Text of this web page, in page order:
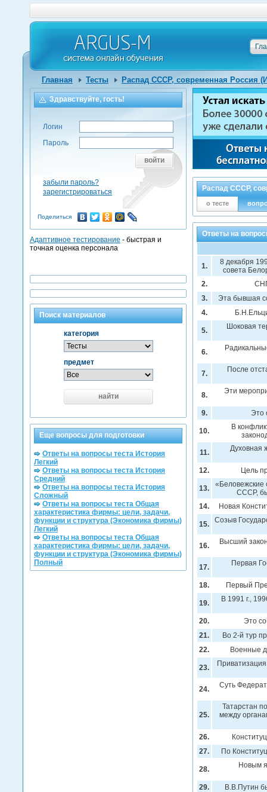
Главная Тесты Распад СССР, современная Россия
Распад СССР,
о тесте
Ответы на
1.
8 декабря
совета
2.
3.
Эта бывшая
4.
5. Шоковая
6.
7. После
8. Эти
9. Это
10.
В
11. Духовная
12. Цель
13.
«Беловежские
СССР,
14.
Новая
15. Созыв
16. Высший
17. Первая
18. Первый
19. В 1991 г.,
20.
Это
21.
Во 2-й тур
22.
Военные
23.
24. Суть
25.
Татарстан
между
26.
27.
По
28. Новым
29.
В.В.Путин
Здравствуйте, гость!
Логин
Пароль
войти
забыли пароль?
зарегистрироваться
Поделиться
Адаптивное тестирование - быстрая и
точная оценка персонала
Поиск материалов
категория
предмет
найти
Еще вопросы для подготовки
Ответы на вопросы теста История
Легкий
Ответы на вопросы теста История
Средний
Ответы на вопросы теста История
Сложный
Ответы на вопросы теста Общая
характеристика фирмы: цели, задачи,
функции и структура (Экономика фирмы)
Легкий
Ответы на вопросы теста Общая
характеристика фирмы: цели, задачи,
функции и структура (Экономика фирмы)
Полный